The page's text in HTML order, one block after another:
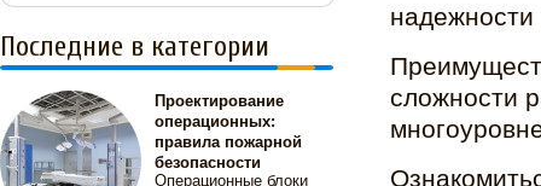
Последние в категории
Проектирование
операционных:
правила пожарной
безопасности
Операционные блоки
надежности
сложности